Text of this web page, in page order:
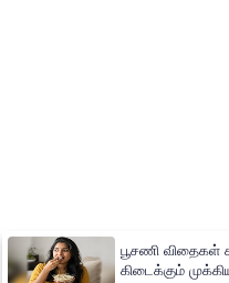
பூசணி விதைகள்
கிடைக்கும்